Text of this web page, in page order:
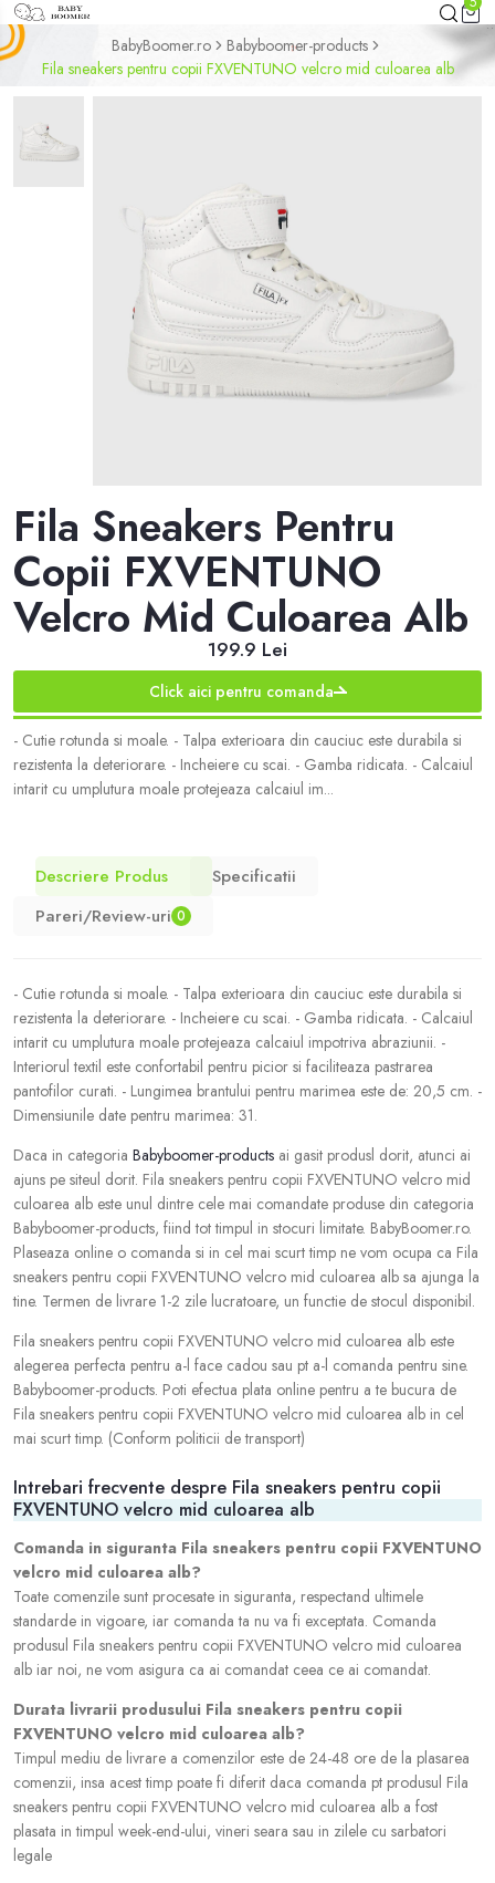
BabyBoomer.ro
Babyboomer-products
Fila sneakers pentru copii FXVENTUNO velcro mid culoarea alb
Fila Sneakers Pentru
Copii FXVENTUNO
Velcro Mid Culoarea Alb
199.9 Lei
Click aici pentru comanda
- Cutie rotunda si moale. - Talpa exterioara din cauciuc este durabila si
rezistenta la deteriorare. - Incheiere cu scai. - Gamba ridicata. - Calcaiul
intarit cu umplutura moale protejeaza calcaiul im...
Descriere Produs
Specificatii
Pareri/Review-uri 0
- Cutie rotunda si moale. - Talpa exterioara din cauciuc este durabila si
rezistenta la deteriorare. - Incheiere cu scai. - Gamba ridicata. - Calcaiul
intarit cu umplutura moale protejeaza calcaiul impotriva abraziunii. -
Interiorul textil este confortabil pentru picior si faciliteaza pastrarea
pantofilor curati. - Lungimea brantului pentru marimea este de: 20,5 cm. -
Dimensiunile date pentru marimea: 31.
Daca in categoria Babyboomer-products ai gasit produsl dorit, atunci ai
ajuns pe siteul dorit. Fila sneakers pentru copii FXVENTUNO velcro mid
culoarea alb este unul dintre cele mai comandate produse din categoria
Babyboomer-products, fiind tot timpul in stocuri limitate. BabyBoomer.ro.
Plaseaza online o comanda si in cel mai scurt timp ne vom ocupa ca Fila
sneakers pentru copii FXVENTUNO velcro mid culoarea alb sa ajunga la
tine. Termen de livrare 1-2 zile lucratoare, un functie de stocul disponibil.
Fila sneakers pentru copii FXVENTUNO velcro mid culoarea alb este
alegerea perfecta pentru a-l face cadou sau pt a-l comanda pentru sine.
Babyboomer-products. Poti efectua plata online pentru a te bucura de
Fila sneakers pentru copii FXVENTUNO velcro mid culoarea alb in cel
mai scurt timp. (Conform politicii de transport)
Intrebari frecvente despre Fila sneakers pentru copii
FXVENTUNO velcro mid culoarea alb
Comanda in siguranta Fila sneakers pentru copii FXVENTUNO
velcro mid culoarea alb?
Toate comenzile sunt procesate in siguranta, respectand ultimele
standarde in vigoare, iar comanda ta nu va fi exceptata. Comanda
produsul Fila sneakers pentru copii FXVENTUNO velcro mid culoarea
alb iar noi, ne vom asigura ca ai comandat ceea ce ai comandat.
Durata livrarii produsului Fila sneakers pentru copii
FXVENTUNO velcro mid culoarea alb?
Timpul mediu de livrare a comenzilor este de 24-48 ore de la plasarea
comenzii, insa acest timp poate fi diferit daca comanda pt produsul Fila
sneakers pentru copii FXVENTUNO velcro mid culoarea alb a fost
plasata in timpul week-end-ului, vineri seara sau in zilele cu sarbatori
legale